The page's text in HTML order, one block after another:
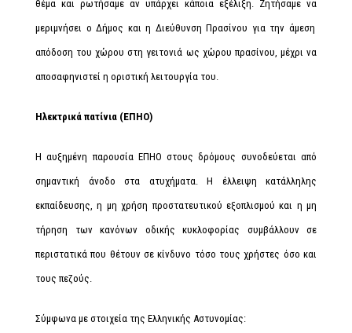
θέμα και ρωτήσαμε αν υπάρχει κάποια εξέλιξη. Ζητήσαμε να
μεριμνήσει ο Δήμος και η Διεύθυνση Πρασίνου για την άμεση
απόδοση του χώρου στη γειτονιά ως χώρου πρασίνου, μέχρι να
αποσαφηνιστεί η οριστική λειτουργία του.
Ηλεκτρικά πατίνια (ΕΠΗΟ)
Η αυξημένη παρουσία ΕΠΗΟ στους δρόμους συνοδεύεται από
σημαντική άνοδο στα ατυχήματα. Η έλλειψη κατάλληλης
εκπαίδευσης, η μη χρήση προστατευτικού εξοπλισμού και η μη
τήρηση των κανόνων οδικής κυκλοφορίας συμβάλλουν σε
περιστατικά που θέτουν σε κίνδυνο τόσο τους χρήστες όσο και
τους πεζούς.
Σύμφωνα με στοιχεία της Ελληνικής Αστυνομίας: